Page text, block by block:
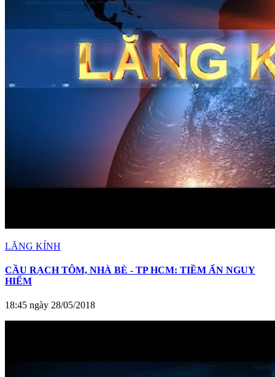
LĂNG KÍNH
CẦU RẠCH TÔM, NHÀ BÈ - TP HCM: TIỀM ẨN NGUY
HIỂM
18:45 ngày 28/05/2018